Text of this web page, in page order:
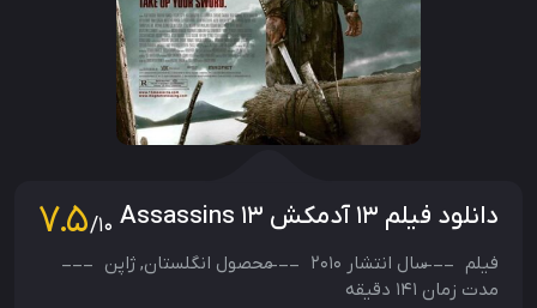
دانلود فیلم ۱۳ آدمکش 13 Assassins 7.5/10
فیلم سال انتشار 2010 محصول انگلستان, ژاپن
مدت زمان 141 دقیقه